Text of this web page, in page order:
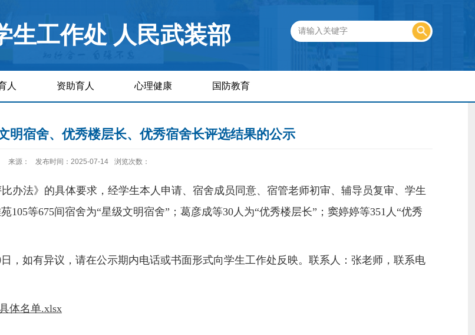
生工作处 人民武装部
人 资助育人 心理健康 国防教育
明宿舍、优秀楼层长、优秀宿舍长评选结果的公示
来源： 发布时间：2025-07-14 浏览次数：
办法》的具体要求，经学生本人申请、宿舍成员同意、宿管老师初审、辅导员复审、学生
等675间宿舍为“星级文明宿舍”；葛彦成等30人为“优秀楼层长”；窦婷婷等351人“优秀
，如有异议，请在公示期内电话或书面形式向学生工作处反映。联系人：张老师，联系电
体名单.xlsx